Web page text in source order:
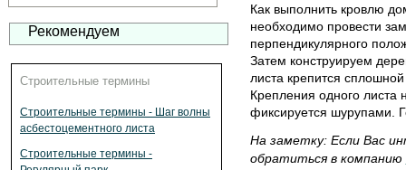
Рекомендуем
Строительные термины
Строительные термины - Шаг волны
асбестоцементного листа
Строительные термины -
Как выполнить кровлю
необходимо провести
перпендикулярного
Затем конструируем
листа крепится
Крепления одного листа
фиксируется шурупами.
На заметку: Если Вас
обратиться в компанию